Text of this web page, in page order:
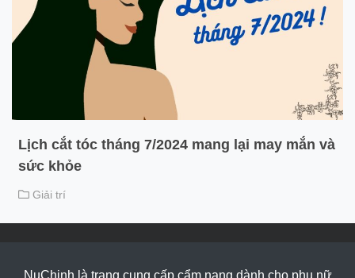
Lịch cắt tóc tháng 7/2024 mang lại may mắn và
sức khỏe
Giải trí
NuChinh là trang cung cấp cẩm nang dành cho phụ nữ